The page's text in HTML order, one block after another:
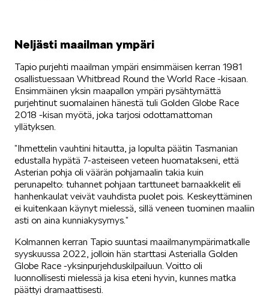
VASTUULLISUUS
ŠKODA 130 VUOTTA
Neljästi maailman ympäri
Tapio purjehti maailman ympäri ensimmäisen kerran 1981
osallistuessaan Whitbread Round the World Race -kisaan.
Ensimmäinen yksin maapallon ympäri pysähtymättä
purjehtinut suomalainen hänestä tuli Golden Globe Race
2018 -kisan myötä, joka tarjosi odottamattoman
yllätyksen.
”Ihmettelin vauhtini hitautta, ja lopulta päätin Tasmanian
edustalla hypätä 7-asteiseen veteen huomatakseni, että
Asterian pohja oli väärän pohjamaalin takia kuin
perunapelto: tuhannet pohjaan tarttuneet barnaakkelit eli
hanhenkaulat veivät vauhdista puolet pois. Keskeyttäminen
ei kuitenkaan käynyt mielessä, sillä veneen tuominen maaliin
asti on aina kunniakysymys.”
Kolmannen kerran Tapio suuntasi maailmanympärimatkalle
syyskuussa 2022, jolloin hän starttasi Asterialla Golden
Globe Race -yksinpurjehduskilpailuun. Voitto oli
luonnollisesti mielessä ja kisa eteni hyvin, kunnes matka
päättyi dramaattisesti.